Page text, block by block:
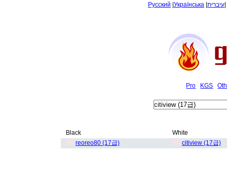
Русский Українська עיברית
Pro KGS
Black
White
reoreo80 (17급)
citiview (17급)